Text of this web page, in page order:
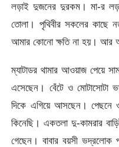
লড়াই দুজনের দুরকম। মা-র
তোলা। পৃথিবীর সকলের কাছে
আমার কোনো ক্ষতি না হয়। আর
ম্যাটাডর থামার আওয়াজ পেয়ে
এসেছেন। বেঁটে ও মোটাসোটা
দিকে এগিয়ে আসছেন। পেছনে
কিনেছি। একতলা দু-কামরার
গেছেন। বাবার বয়সী ভদ্রলোক